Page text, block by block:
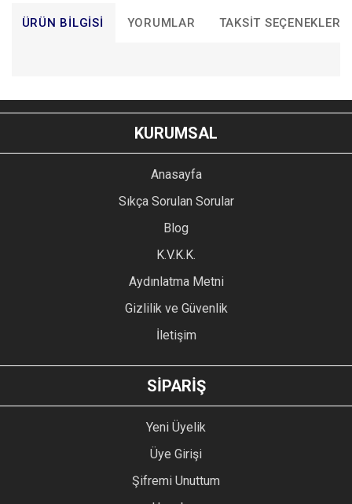
ÜRÜN BILGISI YORUMLAR TAKSIT SEÇENEKLERI
YORUM YAZ
Bu ürünün fiyat bilgisi, resim, ürün açıklamalarında ve diğer
konularda yetersiz gördüğünüz noktaları öneri formunu
kullanarak tarafımıza iletebilirsiniz.
Ürün resmi kalitesiz, bozuk veya görüntülenemiyor.
Ürün açıklamasında eksik bilgiler bulunuyor.
Ürün bilgilerinde hatalar bulunuyor.
Ürün fiyatı diğer sitelerden daha pahalı.
GÖNDER
KURUMSAL
Anasayfa
Sıkça Sorulan Sorular
Blog
K.V.K.K.
Aydınlatma Metni
Gizlilik ve Güvenlik
İletişim
SİPARİŞ
Yeni Üyelik
Üye Girişi
Şifremi Unuttum